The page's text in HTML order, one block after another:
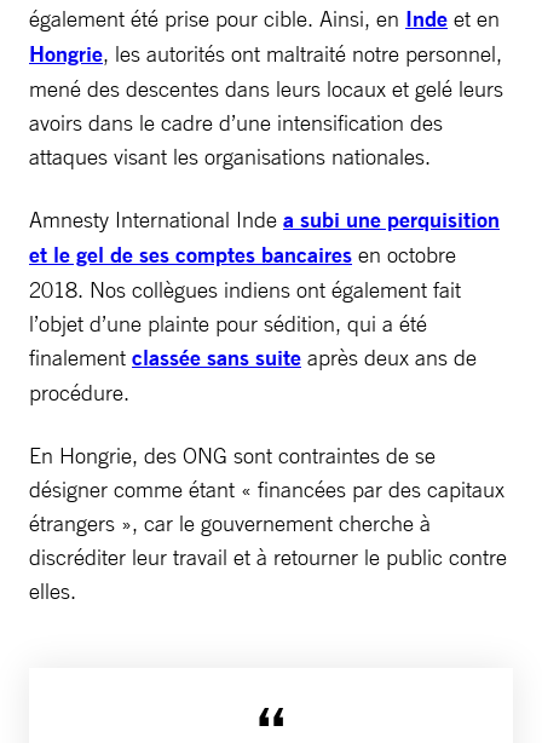
également été prise pour cible. Ainsi, en Inde et en
Hongrie, les autorités ont maltraité notre personnel,
mené des descentes dans leurs locaux et gelé leurs
avoirs dans le cadre d’une intensification des
attaques visant les organisations nationales.
Amnesty International Inde a subi une perquisition
et le gel de ses comptes bancaires en octobre
2018. Nos collègues indiens ont également fait
l’objet d’une plainte pour sédition, qui a été
finalement classée sans suite après deux ans de
procédure.
En Hongrie, des ONG sont contraintes de se
désigner comme étant « financées par des capitaux
étrangers », car le gouvernement cherche à
discréditer leur travail et à retourner le public contre
elles.